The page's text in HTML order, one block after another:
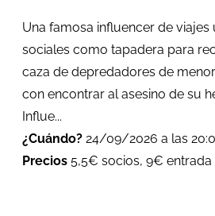
Una famosa influencer de viajes
sociales como tapadera para
caza de depredadores de
con encontrar al asesino de su
Influe...
¿Cuándo? 24/09/2026 a las
Precios 5,5€ socios, 9€ entrada